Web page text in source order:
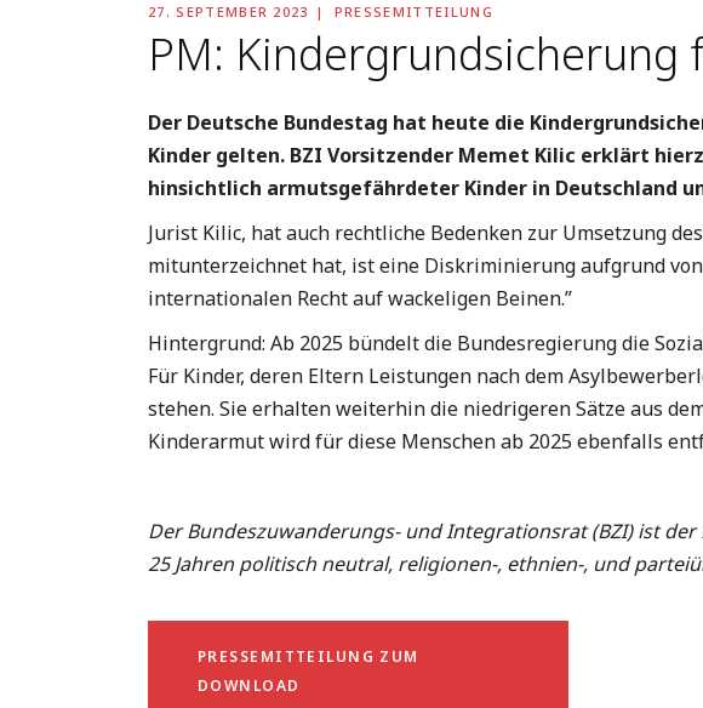
27. SEPTEMBER 2023 PRESSEMITTEILUNG
PM:
Der Deutsche Bundestag hat heute die
Kinder gelten. BZI Vorsitzender Memet Kilic erklärt
hinsichtlich armutsgefährdeter Kinder in Deutschland
Jurist Kilic, hat auch rechtliche Bedenken zur Umsetzung
mitunterzeichnet hat, ist eine Diskriminierung aufgrund
internationalen Recht auf wackeligen Beinen.”
Hintergrund: Ab 2025 bündelt die Bundesregierung die
Für Kinder, deren Eltern Leistungen nach dem
stehen. Sie erhalten weiterhin die niedrigeren Sätze aus
Kinderarmut wird für diese Menschen ab 2025 ebenfalls
Der Bundeszuwanderungs- und Integrationsrat (BZI) ist
25 Jahren politisch neutral, religionen-, ethnien-, und
PRESSEMITTEILUNG ZUM
DOWNLOAD